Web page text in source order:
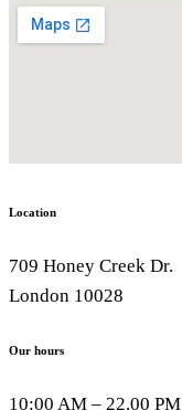
Location
709 Honey Creek Dr.
London 10028
Our hours
10:00 AM – 22.00 PM